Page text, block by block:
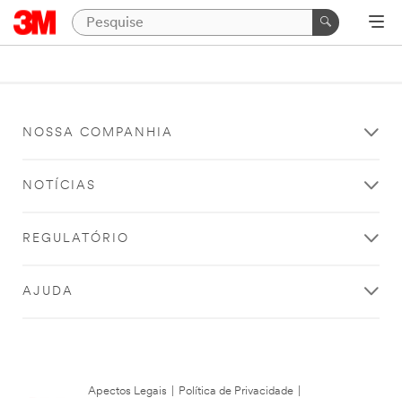
NOSSA COMPANHIA
NOTÍCIAS
REGULATÓRIO
AJUDA
Apectos Legais Política de Privacidade